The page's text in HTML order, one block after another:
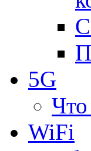
5G
Что
WiFi